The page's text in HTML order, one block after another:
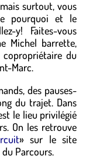
surtout, vous
pourquoi et le
y! Faites-vous
Michel barrette,
copropriétaire du
Marc.
des pauses-
du trajet. Dans
le lieu privilégié
On les retrouve
» sur le site
Parcours.